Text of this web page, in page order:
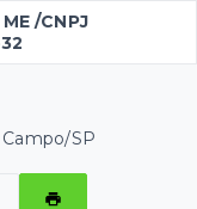
/CNPJ
SP